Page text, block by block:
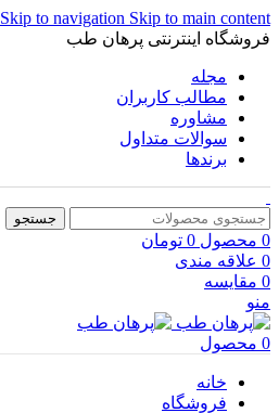
Skip to navigation Skip to main content
فروشگاه اینترنتی پرهان طب
مجله
مطالب کاربران
مشاوره
سوالات متداول
برندها
جستجو
0 محصول 0 تومان
0 علاقه مندی
0 مقایسه
منو
0 محصول
خانه
فروشگاه